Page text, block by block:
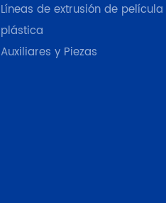
Líneas de extrusión de película
plástica
Auxiliares y Piezas